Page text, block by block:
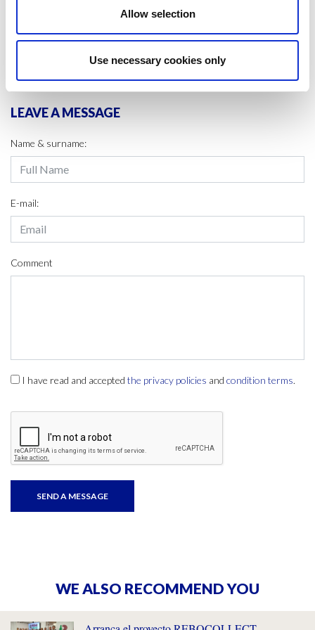
Allow selection
Use necessary cookies only
#LIFE CYCLE
SHARE IT:
LEAVE A MESSAGE
Name & surname:
E-mail:
Comment
I have read and accepted the privacy policies and condition terms.
WE ALSO RECOMMEND YOU